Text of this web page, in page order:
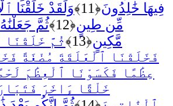
فِيهَا خَٰلِدُونَ﴿11﴾
وَلَقَدْ خَلَقْنَا
مِّن طِينٍ﴿12﴾
ثُمَّ
مَّكِينٍ﴿13﴾
ثُمَّ خَلَقْنَا
فَخَلَقْنَا ٱلْعَلَقَةَ مُضْغَةً
عِظَٰمًا فَكَسَوْنَا ٱلْعِظَٰمَ
خَلْقًا ءَاخَرَ